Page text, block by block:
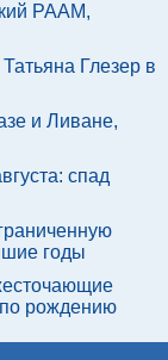
РААМ,
Глезер в
и Ливане,
спад
годы
рождению